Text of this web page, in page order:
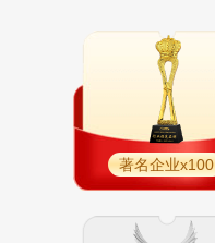
著名企业x100